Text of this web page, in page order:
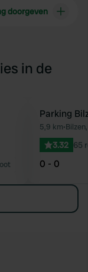
doorgeven
in de
Favoriet
Parking
5,9 km•
3.32 65
0 - 0